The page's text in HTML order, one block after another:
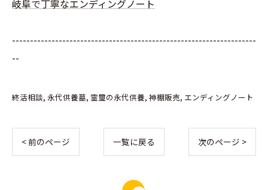
岐阜で丁寧なエンディングノート
--------------------------------------------------------------------
--
終活相談 永代供養墓 霊璽の永代供養 神棚販売 エンディングノート
< 前のページ 一覧に戻る 次のページ >